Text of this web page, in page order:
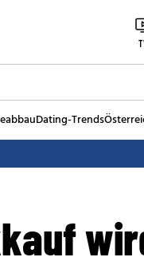
Dating-Trends